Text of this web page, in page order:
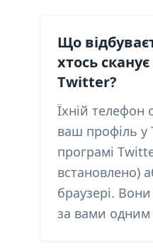
Що
хтось
Twitter?
Їхній телефон
ваш профіль
програмі
встановлено)
браузері.
за вами